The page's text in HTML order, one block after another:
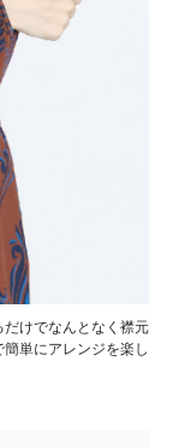
けでなんとなく襟元
単にアレンジを楽し